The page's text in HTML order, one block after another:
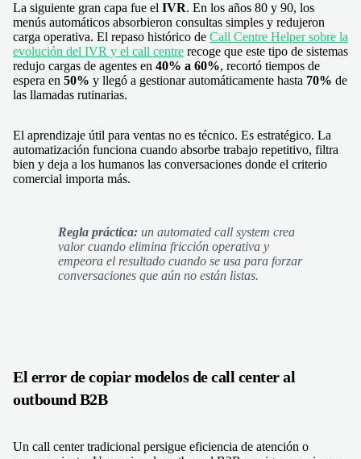
La siguiente gran capa fue el IVR. En los años 80 y 90, los
menús automáticos absorbieron consultas simples y redujeron
carga operativa. El repaso histórico de Call Centre Helper sobre la
evolución del IVR y el call centre recoge que este tipo de sistemas
redujo cargas de agentes en 40% a 60%, recortó tiempos de
espera en 50% y llegó a gestionar automáticamente hasta 70% de
las llamadas rutinarias.
El aprendizaje útil para ventas no es técnico. Es estratégico. La
automatización funciona cuando absorbe trabajo repetitivo, filtra
bien y deja a los humanos las conversaciones donde el criterio
comercial importa más.
Regla práctica: un automated call system crea
valor cuando elimina fricción operativa y
empeora el resultado cuando se usa para forzar
conversaciones que aún no están listas.
El error de copiar modelos de call center al
outbound B2B
Un call center tradicional persigue eficiencia de atención o